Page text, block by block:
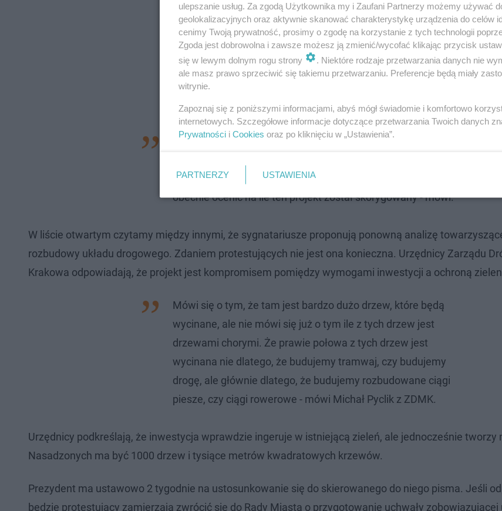
Po mojej interwencji Zarząd Dróg Miasta Krakowa udostępnił, a
zasłaniał się tajemnicą handlową. W związku z tym trudno
obecnie ocenić na ile ten projekt został skorygowany - mówi.
W liście otwartym czytamy między innymi, że sygnatariusze proponują ponowną analizę
rozbudowy układu drogowego. Zdaniem protestujących nie jest ona konieczna. Urzędnicy Zarządu
Krakowa odpowiadają, że projekt jest kompromisem pomiędzy wymogami inwestycji a ochroną
Mówi się o tym, że tam jest bardzo dużo drzew, które będą
wycinane, ale nie mówi się już o tym ile z tych drzew jest
drzewami chorymi. Że prawie połowa z tych drzew jest
wycinana nie dlatego, że budujemy tramwaj, czy budujemy
drogę, ale głównie dlatego, że budujemy rozbudowane ciągi
piesze, czy ciągi rowerowe - mówi Michał Pyclik z ZDMK.
Urzędnicy podkreślają, że inwestycja wprawdzie ingeruje w istniejącą zieleń, ale jednocześnie tworzy
Nasadzonych ma być 1000 drzew i tysiące metrów kwadratowych krzewów.
Prezydent ma ustawowo 2 tygodnie na ustosunkowanie się do skierowanego do niego pisma. Jeśli
będzie protestujący zamierzają zwrócić się do Rady Miasta o przygotowanie uchwały zobowiązującej
ulepszanie usług. Za zgodą Użytkownika my i Zaufani Partnerzy możemy używać
geolokalizacyjnych oraz aktywnie skanować charakterystykę urządzenia do celów
cenimy Twoją prywatność, prosimy o zgodę na korzystanie z tych technologii
Zgoda jest dobrowolna i zawsze możesz ją zmienić/wycofać klikając przycisk
się w lewym dolnym rogu strony
. Niektóre rodzaje przetwarzania danych nie
ale masz prawo sprzeciwić się takiemu przetwarzaniu. Preferencje będą miały
witrynie.
Zapoznaj się z poniższymi informacjami, abyś mógł świadomie i komfortowo
internetowych. Szczegółowe informacje dotyczące przetwarzania Twoich danych
Prywatności i Cookies oraz po kliknięciu w „Ustawienia”.
PARTNERZY USTAWIENIA